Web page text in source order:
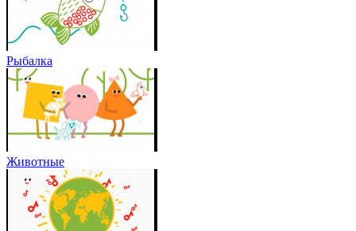
Рыбалка
Животные